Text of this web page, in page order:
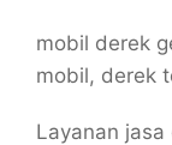
mobil derek
mobil, derek
Layanan